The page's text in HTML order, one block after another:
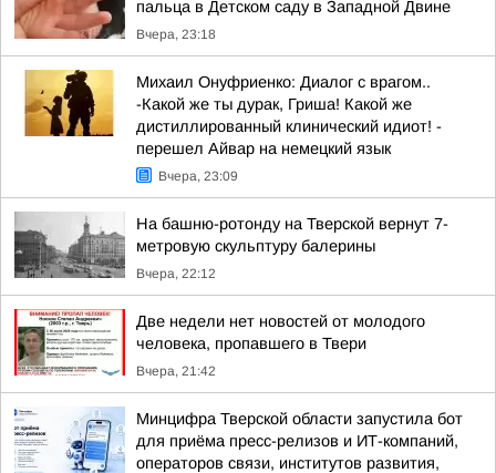
пальца в Детском саду в Западной Двине
Вчера, 23:18
Михаил Онуфриенко: Диалог с врагом..
-Какой же ты дурак, Гриша! Какой же
дистиллированный клинический идиот! -
перешел Айвар на немецкий язык
Вчера, 23:09
На башню-ротонду на Тверской вернут 7-
метровую скульптуру балерины
Вчера, 22:12
Две недели нет новостей от молодого
человека, пропавшего в Твери
Вчера, 21:42
Минцифра Тверской области запустила бот
для приёма пресс-релизов и ИТ-компаний,
операторов связи, институтов развития,